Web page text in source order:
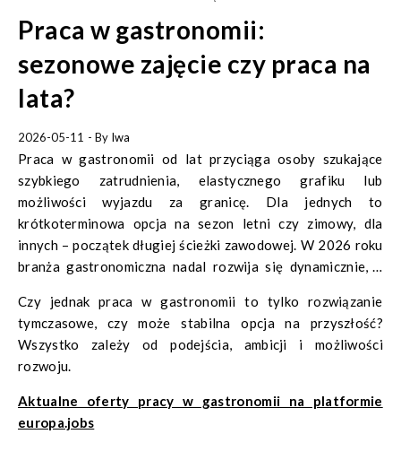
Praca w gastronomii:
sezonowe zajęcie czy praca na
lata?
2026-05-11 - By Iwa
Praca w gastronomii od lat przyciąga osoby szukające
szybkiego zatrudnienia, elastycznego grafiku lub
możliwości wyjazdu za granicę. Dla jednych to
krótkoterminowa opcja na sezon letni czy zimowy, dla
innych – początek długiej ścieżki zawodowej. W 2026 roku
branża gastronomiczna nadal rozwija się dynamicznie, a
wysokim poziomie.
Czy jednak praca w gastronomii to tylko rozwiązanie
tymczasowe, czy może stabilna opcja na przyszłość?
Wszystko zależy od podejścia, ambicji i możliwości
rozwoju.
Aktualne oferty pracy w gastronomii na platformie
europa.jobs